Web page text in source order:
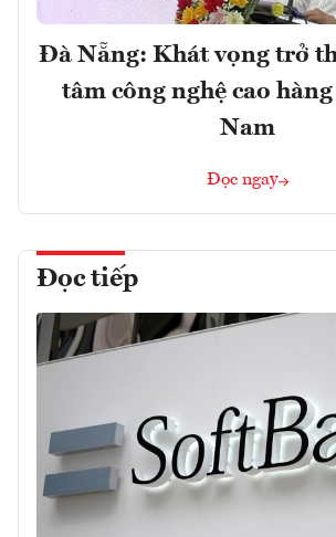
Đà Nẵng: Khát vọng trở
tâm công nghệ cao
Nam
Đọc ngay
Đọc tiếp